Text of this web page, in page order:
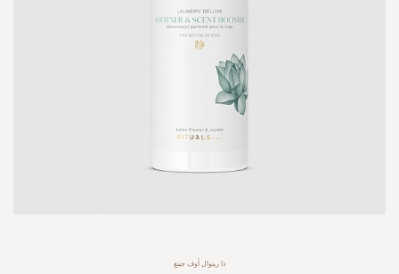
ذا ريتوال أوف جينغ